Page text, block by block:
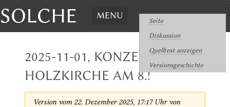
SOLCHE MENU
Seite
Diskussion
Quelltext anzeigen
Versionsgeschichte
2025-11-01, KONZERT
HOLZKIRCHE AM 8.!
Version vom 22. Dezember 2025, 17:17 Uhr von